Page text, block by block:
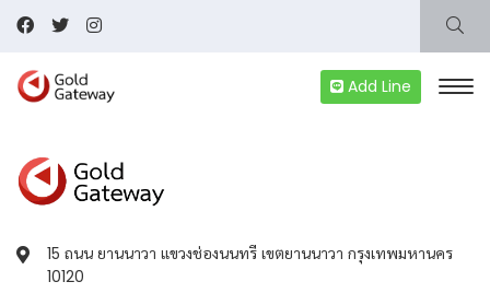
Add Line
15 ถนน ยานนาวา แขวงช่องนนทรี เขตยานนาวา กรุงเทพมหานคร
10120